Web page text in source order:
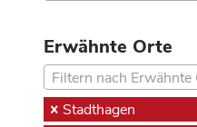
Erwähnte Orte
Filtern nach Erwähnte
Stadthagen